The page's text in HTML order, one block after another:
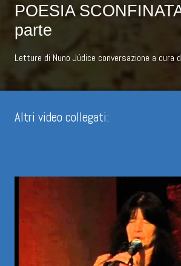
POESIA
parte
Letture di Nuno Júdice conversazione a cura
Altri video collegati: